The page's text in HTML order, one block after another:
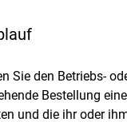
Sie den Betriebs-
Bestellung
und die ihr oder